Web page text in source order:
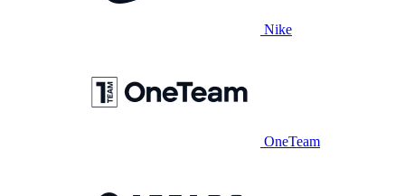
Nike
OneTeam